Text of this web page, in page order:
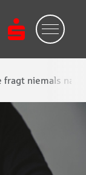
fragt niemals